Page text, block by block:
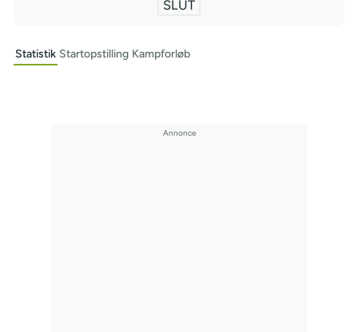
SLUT
Statistik Startopstilling Kampforløb